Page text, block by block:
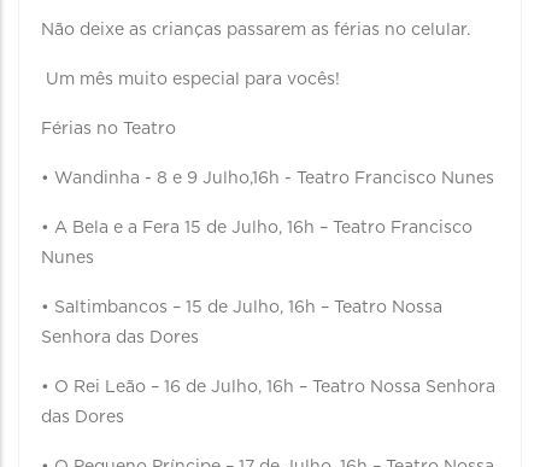
Não deixe as crianças passarem as férias no celular.
Um mês muito especial para vocês!
Férias no Teatro
• Wandinha - 8 e 9 Julho,16h - Teatro Francisco Nunes
• A Bela e a Fera 15 de Julho, 16h – Teatro Francisco
Nunes
• Saltimbancos – 15 de Julho, 16h – Teatro Nossa
Senhora das Dores
• O Rei Leão – 16 de Julho, 16h – Teatro Nossa Senhora
das Dores